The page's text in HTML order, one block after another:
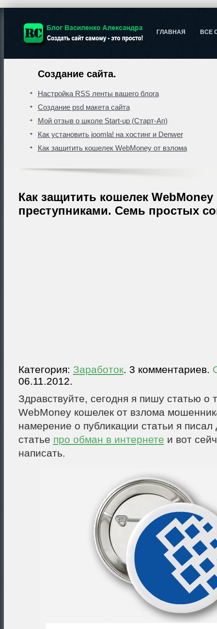
ВСЕ
ГЛАВНАЯ
Создание сайта.
Настройка RSS ленты вашего блога
Создание psd макета сайта
Мой отзыв о школе Start-up (Старт-Ап)
Как установить joomla! на хостинг и Denwer
Как защитить кошелек WebMoney от взлома
Как защитить кошелек
преступниками. Семь простых
Категория: Заработок. 3 комментариев.
06.11.2012.
Здравствуйте, сегодня я пишу статью о
WebMoney кошелек от взлома
намерение о публикации статьи я
статье про обман в интернете и вот
написать.